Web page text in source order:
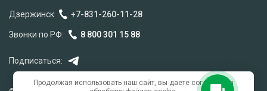
Дзержинск +7-831-260-11-28
Звонки по РФ: 8 800 301 15 88
Подписаться:
Продолжая использовать наш сайт, вы даете согласие на